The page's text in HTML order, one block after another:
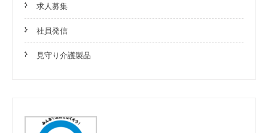
求人募集
社員発信
見守り介護製品